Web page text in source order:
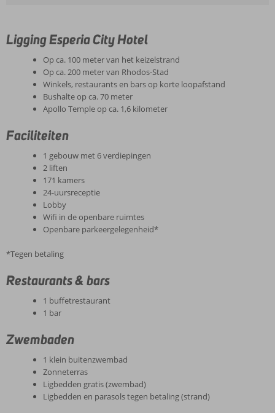
Ligging Esperia City Hotel
Op ca. 100 meter van het keizelstrand
Op ca. 200 meter van Rhodos-Stad
Winkels, restaurants en bars op korte loopafstand
Bushalte op ca. 70 meter
Apollo Temple op ca. 1,6 kilometer
Faciliteiten
1 gebouw met 6 verdiepingen
2 liften
171 kamers
24-uursreceptie
Lobby
Wifi in de openbare ruimtes
Openbare parkeergelegenheid*
*Tegen betaling
Restaurants & bars
1 buffetrestaurant
1 bar
Zwembaden
1 klein buitenzwembad
Zonneterras
Ligbedden gratis (zwembad)
Ligbedden en parasols tegen betaling (strand)